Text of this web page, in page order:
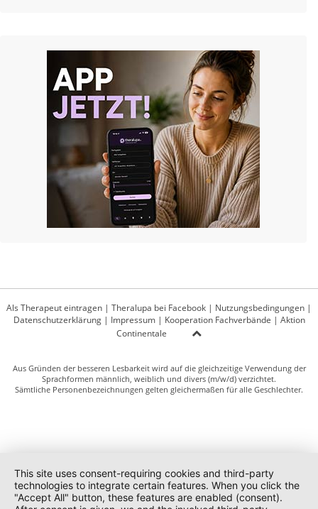
Als Therapeut eintragen | Theralupa bei Facebook | Nutzungsbedingungen |
Datenschutzerklärung| Impressum| Kooperation Fachverbände | Aktion
Continentale
Aus Gründen der besseren Lesbarkeit wird auf die gleichzeitige Verwendung der
Sprachformen männlich, weiblich und divers (m/w/d) verzichtet.
Sämtliche Personenbezeichnungen gelten gleichermaßen für alle Geschlechter.
This site uses consent-requiring cookies and third-party
technologies to integrate certain features. When you click the
"Accept All" button, these features are enabled (consent).